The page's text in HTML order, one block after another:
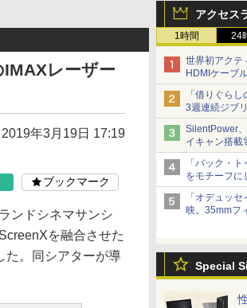
アクセス
1時間 24
世界初アクテ
HDMIケーブ
から
「借りぐら
3週連続ジブ
SilentPower
イキャン搭載
iPurifier2」
「バック・
をモチーフに
「オデュッ
映。35mmフ
Special
レーザー
2019年3月19日 17:19
ブックマーク
ンドシネマサンシ
を融合させた
た。同シアターが導